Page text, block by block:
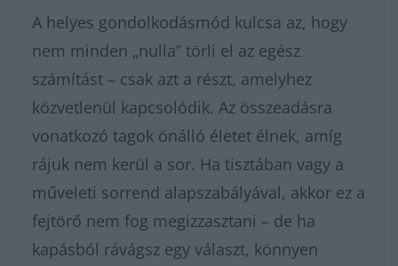
A helyes gondolkodásmód kulcsa az, hogy
nem minden „nulla” törli el az egész
számítást – csak azt a részt, amelyhez
közvetlenül kapcsolódik. Az összeadásra
vonatkozó tagok önálló életet élnek, amíg
rájuk nem kerül a sor. Ha tisztában vagy a
műveleti sorrend alapszabályával, akkor ez a
fejtörő nem fog megizzasztani – de ha
kapásból rávágsz egy választ, könnyen